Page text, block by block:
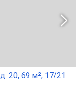
20, 69 м², 17/21